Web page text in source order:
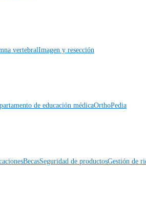
vertebralImagen y resección
de educación médicaOrthoPedia
BecasSeguridad de productosGestión de